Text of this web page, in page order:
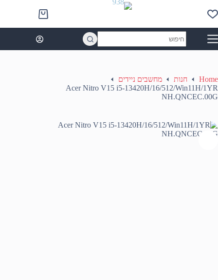
to
content
Shopping
cart
results
Home חנות
מחשבים ניידים
Acer Nitro V15 i5-13420H/16/512/Win11H/1YR
NH.QNCEC.00G